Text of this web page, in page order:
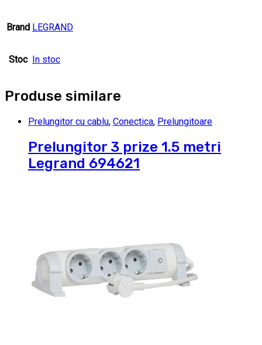
Brand LEGRAND
Stoc In stoc
Produse similare
Prelungitor cu cablu, Conectica, Prelungitoare
Prelungitor 3 prize 1.5 metri
Legrand 694621